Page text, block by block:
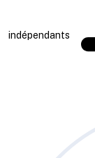
indépendants